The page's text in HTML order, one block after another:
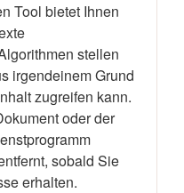
Tool bietet Ihnen
stellen
irgendeinem Grund
zugreifen kann.
oder der
sobald Sie
erhalten.